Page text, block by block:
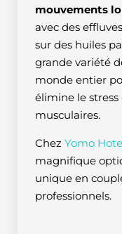
mouvements
avec des
sur des huiles
grande variété
monde entier
élimine le
musculaires.
Chez Yomo
magnifique
unique en
professionnels.